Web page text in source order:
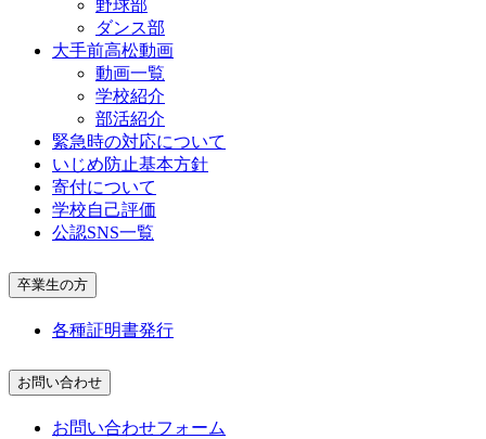
野球部
ダンス部
大手前高松動画
動画一覧
学校紹介
部活紹介
緊急時の対応について
いじめ防止基本方針
寄付について
学校自己評価
公認SNS一覧
卒業生の方
各種証明書発行
お問い合わせ
お問い合わせフォーム